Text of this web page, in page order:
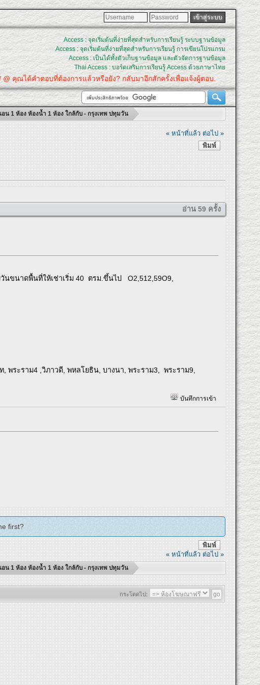
Access : จุดเริ่มต้นที่ง่ายที่สุดสำหรับการเรียนรู้ ระบบฐานข้อมูล
Access : จุดเริ่มต้นที่ง่ายที่สุดสำหรับการเรียนรู้ การเขียนโปรแกรม
Access : เป็นได้ทั้งตัวเก็บฐานข้อมูล และตัวจัดการฐานข้อมูล
Thai Access : บอร์ดเสริมการเรียนรู้ Access ด้วยภาษาไทย
/ @ คุณได้คำตอบที่ต้องการแล้วหรือยัง? กลับมาอีกสักครั้งเพื่อแจ้งผู้ตอบ.
น 1 ห้อง ห้องน้ำ 1 ห้อง ใกล้กับ - กรุงเทพ ปทุมวัน
« หน้าที่แล้ว ต่อไป »
พิมพ์
อ่าน 59 ครั้ง
นขนาดพื้นที่ให้เช่าเริ่ม 40 ตรม.ขึ้นไป O2,512,59O9,
ระราม4 ,วิภาวดี, พหลโยธิน, บางนา, พระราม3, พระราม9,
บันทึกการเข้า
first?
พิมพ์
« หน้าที่แล้ว ต่อไป »
น 1 ห้อง ห้องน้ำ 1 ห้อง ใกล้กับ - กรุงเทพ ปทุมวัน
กระโดดไป: